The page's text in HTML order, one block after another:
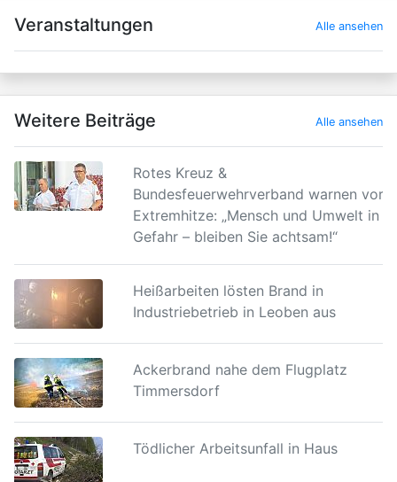
×
Veranstaltungen Alle ansehen
Weitere Beiträge Alle ansehen
Rotes Kreuz &
Bundesfeuerwehrverband warnen vor
Extremhitze: „Mensch und Umwelt in
Gefahr – bleiben Sie achtsam!“
Heißarbeiten lösten Brand in
Industriebetrieb in Leoben aus
Ackerbrand nahe dem Flugplatz
Timmersdorf
Tödlicher Arbeitsunfall in Haus